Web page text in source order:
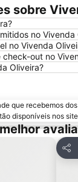
sobre
no Vivenda
no Vivenda
out no
Oliveira?
que recebemos
disponíveis nos